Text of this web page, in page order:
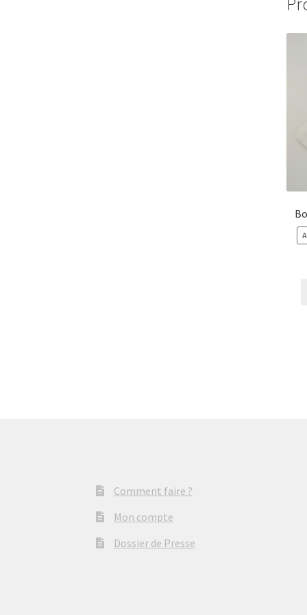
Comment faire ?
Mon compte
Dossier de Presse